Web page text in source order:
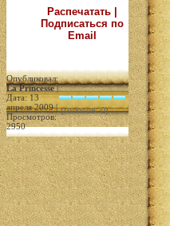
Распечатать |
Подписаться по
Email
Опубликовал:
La Princesse|
Дата: 13
апреля 2009 |
Просмотров:
2950
(голосов: 0)